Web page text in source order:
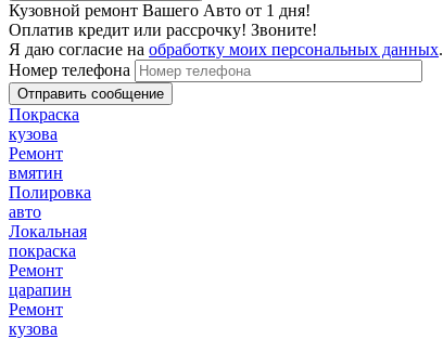
Кузовной ремонт Вашего Авто от 1 дня!
Оплатив кредит или рассрочку! Звоните!
Я даю согласие на обработку моих персональных данных.
Номер телефона
Покраска
кузова
Ремонт
вмятин
Полировка
авто
Локальная
покраска
Ремонт
царапин
Ремонт
кузова